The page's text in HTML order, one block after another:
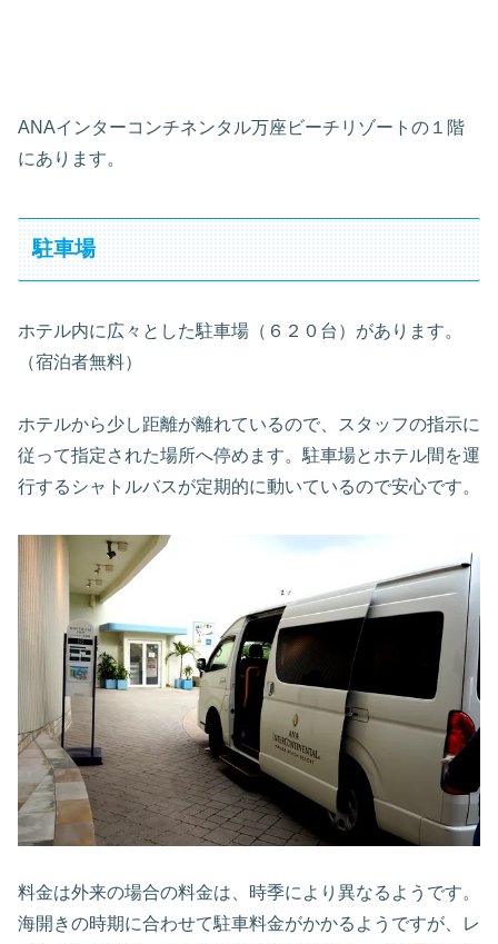
ANAインターコンチネンタル万座ビーチリゾートの１階
にあります。
駐車場
ホテル内に広々とした駐車場（６２０台）があります。
（宿泊者無料）
ホテルから少し距離が離れているので、スタッフの指示に
従って指定された場所へ停めます。駐車場とホテル間を運
行するシャトルバスが定期的に動いているので安心です。
料金は外来の場合の料金は、時季により異なるようです。
海開きの時期に合わせて駐車料金がかかるようですが、レ